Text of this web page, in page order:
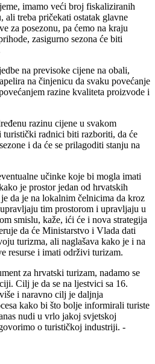
imamo veći broj fiskaliziranih
ali treba pričekati ostatak glavne
za posezonu, pa ćemo na kraju
zasigurno sezona će biti
na previsoke cijene na obali,
na činjenicu da svaku povećanje
razine kvaliteta proizvode i
razinu cijene u svakom
turistički radnici biti razboriti, da će
i da će se prilagoditi stanju na
učinke koje bi mogla imati
je prostor jedan od hrvatskih
da je na lokalnim čelnicima da kroz
tim prostorom i upravljaju u
smislu, kaže, ići će i nova strategija
da će Ministarstvo i Vlada dati
turizma, ali naglašava kako je i na
resurse i imati održivi turizam.
za hrvatski turizam, nadamo se
Cilj je da se na ljestvici sa 16.
i naravno cilj je daljnja
kako bi što bolje informirali turiste
nudi u vrlo jakoj svjetskoj
o turističkoj industriji. -